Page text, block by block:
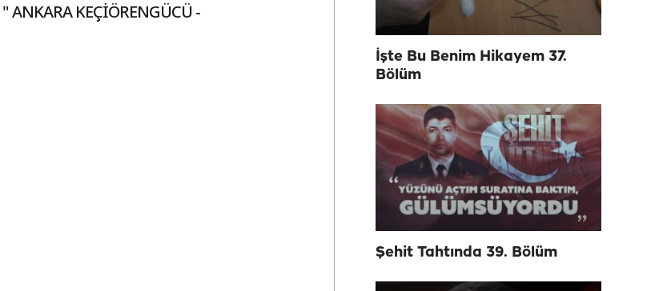
ANKARA KEÇİÖRENGÜCÜ -
İşte Bu Benim Hikayem 37.
Bölüm
Şehit Tahtında 39. Bölüm